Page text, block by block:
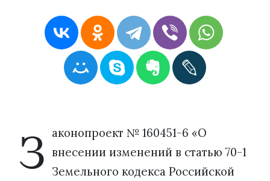
З аконопроект № 160451-6 «О
внесении изменений в статью 70-1
Земельного кодекса Российской